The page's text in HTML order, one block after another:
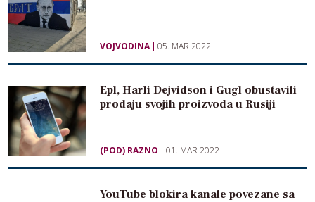
VOJVODINA 05. MAR 2022
Epl, Harli Dejvidson i Gugl obustavili
prodaju svojih proizvoda u Rusiji
(POD) RAZNO 01. MAR 2022
YouTube blokira kanale povezane sa